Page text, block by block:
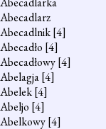
Abecadlarz
Abecadlnik[4]
Abecadło [4]
Abecadłowy[4]
Abelagja[4]
Abelek[4]
Abeljo [4]
Abelkowy[4]